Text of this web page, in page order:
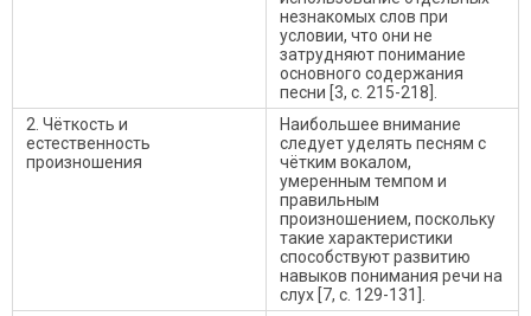
незнакомых слов при
условии, что они не
затрудняют понимание
основного содержания
песни [3, с. 215-218].
2. Чёткость и
естественность
произношения
Наибольшее внимание
следует уделять песням с
чётким вокалом,
умеренным темпом и
правильным
произношением, поскольку
такие характеристики
способствуют развитию
навыков понимания речи на
слух [7, с. 129-131].